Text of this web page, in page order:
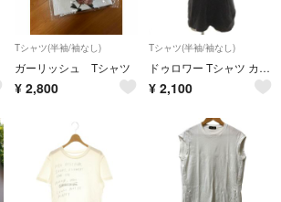
Tシャツ(半袖/袖なし)
ガーリッシュ Tシャツ
¥ 2,800
Tシャツ(半袖/袖なし)
ドゥロワー Tシャツ カットソー 2 グレー ラウンドネック パフスリーブ
¥ 2,100